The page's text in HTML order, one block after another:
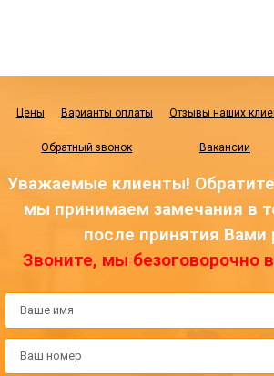
Цены Варианты оплаты Отзывы наших
Обратный звонок Вакансии
Уважаемые клиенты!
мы принимаем замечания в
после принятия Вами
Звоните, мы безоговорочно